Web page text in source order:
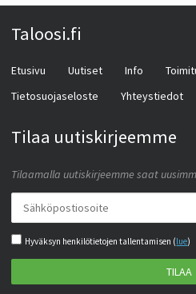
Taloosi.fi
Etusivu Uutiset Info
Tietosuojaseloste
Yhteystiedot
Tilaa uutiskirjeemme
Tilaamalla uutiskirjeemme saat
Hyväksyn henkilötietojen tallentamisen (lue)
TILAA